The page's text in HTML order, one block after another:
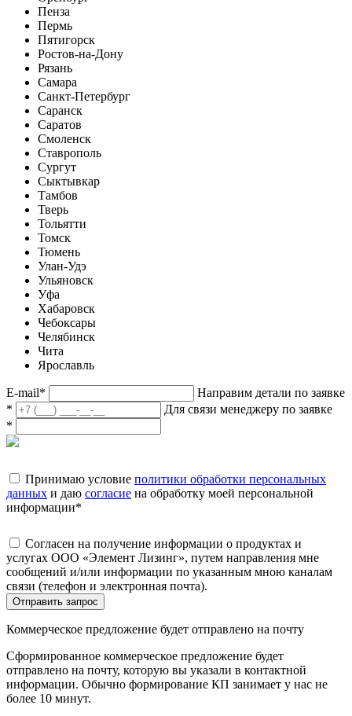
Пенза
Пермь
Пятигорск
Ростов-на-Дону
Рязань
Самара
Санкт-Петербург
Саранск
Саратов
Смоленск
Ставрополь
Сургут
Сыктывкар
Тамбов
Тверь
Тольятти
Томск
Тюмень
Улан-Удэ
Ульяновск
Уфа
Хабаровск
Чебоксары
Челябинск
Чита
Ярославль
E-mail*
Направим детали по заявке
*
Для связи менеджеру по заявке
*
Принимаю условие политики обработки персональных
данных и даю согласие на обработку моей персональной
информации*
Согласен на получение информации о продуктах и
услугах ООО «Элемент Лизинг», путем направления мне
сообщений и/или информации по указанным мною каналам
связи (телефон и электронная почта).
Отправить запрос
Коммерческое предложение будет отправлено на почту
Сформированное коммерческое предложение будет
отправлено на почту, которую вы указали в контактной
информации. Обычно формирование КП занимает у нас не
более 10 минут.